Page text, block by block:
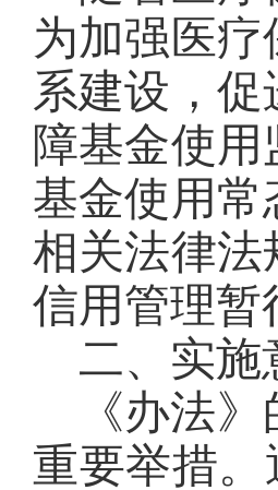
为加强医
系建设，
障基金使
基金使用常
相关法律法
信用管理暂
二、实施
《办法
重要举措。